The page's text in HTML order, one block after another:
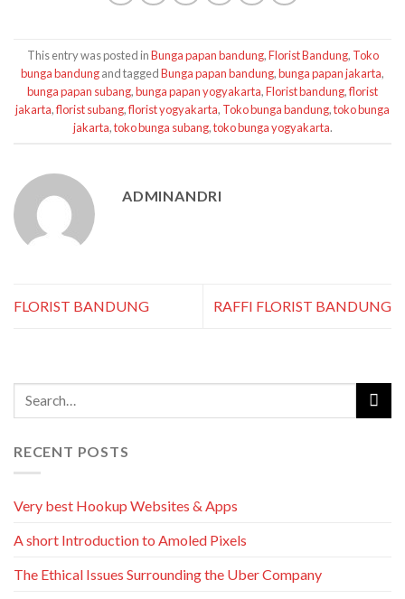
This entry was posted inBunga papan bandung,Florist Bandung, Toko
bunga bandungand taggedBunga papan bandung,bunga papan jakarta,
bunga papan subang,bunga papan yogyakarta,Florist bandung,florist
jakarta,florist subang,florist yogyakarta, Toko bunga bandung,toko bunga
jakarta,toko bunga subang,toko bunga yogyakarta.
ADMINANDRI
FLORIST BANDUNG RAFFI FLORIST BANDUNG
RECENT POSTS
Very best Hookup Websites & Apps
A short Introduction to Amoled Pixels
The Ethical Issues Surrounding the Uber Company